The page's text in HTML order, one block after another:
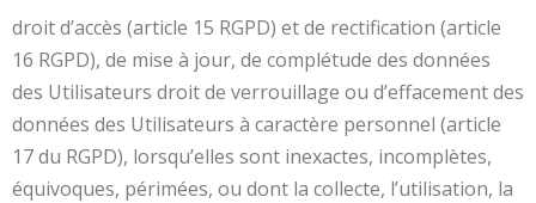
droit d’accès (article 15 RGPD) et de rectification (article
16 RGPD), de mise à jour, de complétude des données
des Utilisateurs droit de verrouillage ou d’effacement des
données des Utilisateurs à caractère personnel (article
17 du RGPD), lorsqu’elles sont inexactes, incomplètes,
équivoques, périmées, ou dont la collecte, l’utilisation, la